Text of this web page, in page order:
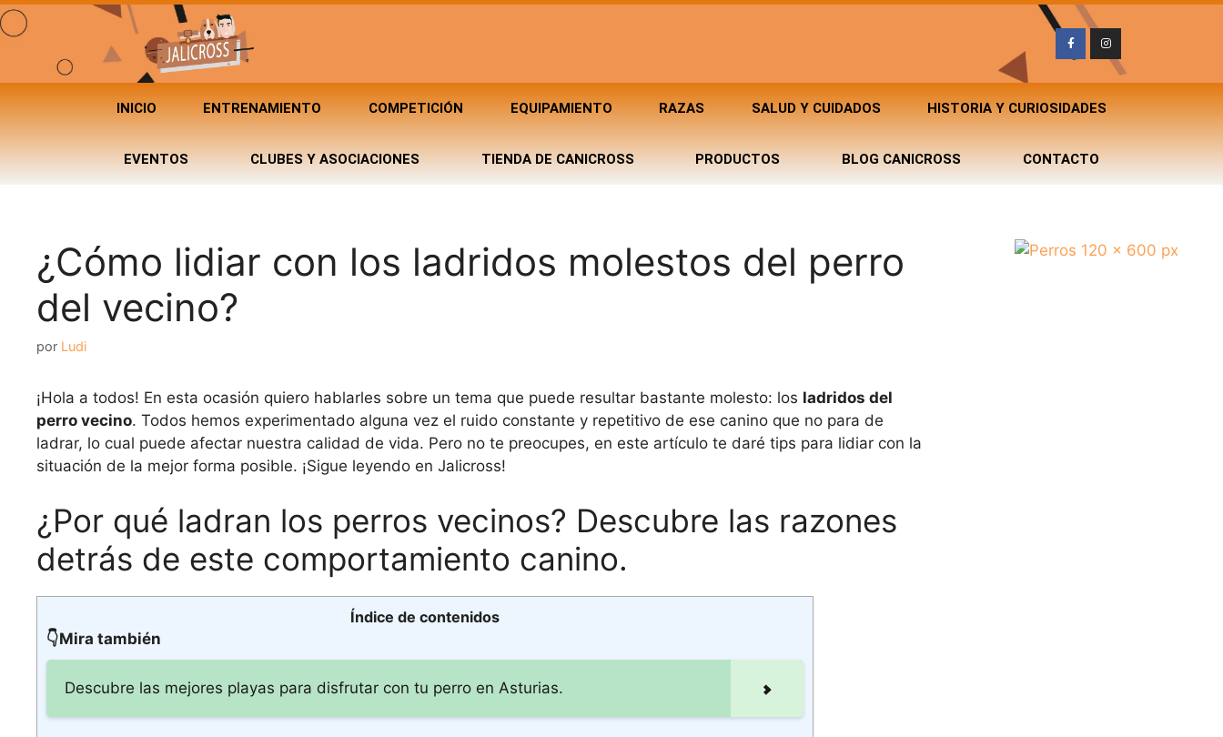
INICIO ENTRENAMIENTO COMPETICIÓN EQUIPAMIENTO RAZAS SALUD Y CUIDADOS HISTORIA Y CURIOSIDADES
EVENTOS CLUBES Y ASOCIACIONES TIENDA DE CANICROSS PRODUCTOS BLOG CANICROSS CONTACTO
¿Cómo lidiar con los ladridos molestos del perro
del vecino?
por Ludi
¡Hola a todos! En esta ocasión quiero hablarles sobre un tema que puede resultar bastante molesto: los ladridos del
perro vecino. Todos hemos experimentado alguna vez el ruido constante y repetitivo de ese canino que no para de
ladrar, lo cual puede afectar nuestra calidad de vida. Pero no te preocupes, en este artículo te daré tips para lidiar con la
situación de la mejor forma posible. ¡Sigue leyendo en Jalicross!
¿Por qué ladran los perros vecinos? Descubre las razones
detrás de este comportamiento canino.
Índice de contenidos
👇Mira también
Descubre las mejores playas para disfrutar con tu perro en Asturias.